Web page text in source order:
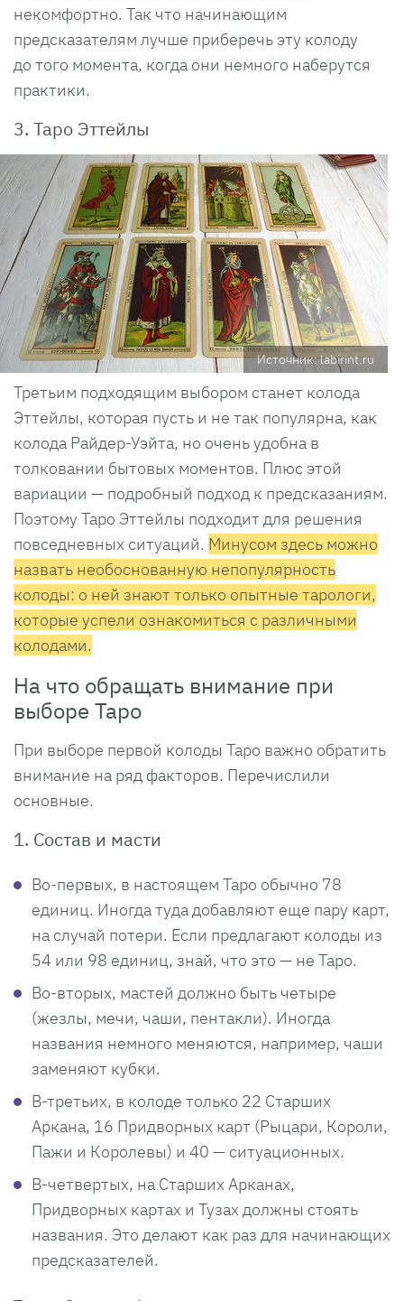
некомфортно. Так что начинающим
предсказателям лучше приберечь эту колоду
до того момента, когда они немного наберутся
практики.
3. Таро Эттейлы
Источник: labirint.ru
Третьим подходящим выбором станет колода
Эттейлы, которая пусть и не так популярна, как
колода Райдер-Уэйта, но очень удобна в
толковании бытовых моментов. Плюс этой
вариации — подробный подход к предсказаниям.
Поэтому Таро Эттейлы подходит для решения
повседневных ситуаций. Минусом здесь можно
назвать необоснованную непопулярность
колоды: о ней знают только опытные тарологи,
которые успели ознакомиться с различными
колодами.
На что обращать внимание при
выборе Таро
При выборе первой колоды Таро важно обратить
внимание на ряд факторов. Перечислили
основные.
1. Состав и масти
Во-первых, в настоящем Таро обычно 78
единиц. Иногда туда добавляют еще пару карт,
на случай потери. Если предлагают колоды из
54 или 98 единиц, знай, что это — не Таро.
Во-вторых, мастей должно быть четыре
(жезлы, мечи, чаши, пентакли). Иногда
названия немного меняются, например, чаши
заменяют кубки.
В-третьих, в колоде только 22 Старших
Аркана, 16 Придворных карт (Рыцари, Короли,
Пажи и Королевы) и 40 — ситуационных.
В-четвертых, на Старших Арканах,
Придворных картах и Тузах должны стоять
названия. Это делают как раз для начинающих
предсказателей.